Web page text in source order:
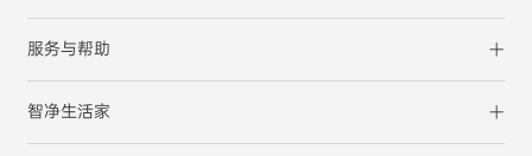
服务与帮助
智净生活家